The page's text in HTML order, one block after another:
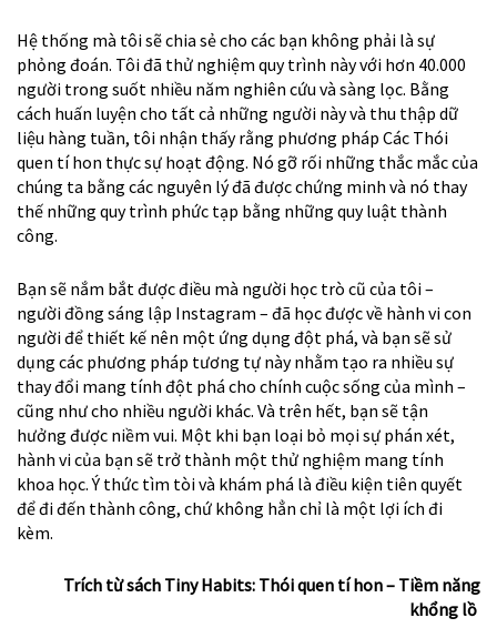
Hệ thống mà tôi sẽ chia sẻ cho các bạn không phải là sự
phỏng đoán. Tôi đã thử nghiệm quy trình này với hơn 40.000
người trong suốt nhiều năm nghiên cứu và sàng lọc. Bằng
cách huấn luyện cho tất cả những người này và thu thập dữ
liệu hàng tuần, tôi nhận thấy rằng phương pháp Các Thói
quen tí hon thực sự hoạt động. Nó gỡ rối những thắc mắc của
chúng ta bằng các nguyên lý đã được chứng minh và nó thay
thế những quy trình phức tạp bằng những quy luật thành
công.
Bạn sẽ nắm bắt được điều mà người học trò cũ của tôi –
người đồng sáng lập Instagram – đã học được về hành vi con
người để thiết kế nên một ứng dụng đột phá, và bạn sẽ sử
dụng các phương pháp tương tự này nhằm tạo ra nhiều sự
thay đổi mang tính đột phá cho chính cuộc sống của mình –
cũng như cho nhiều người khác. Và trên hết, bạn sẽ tận
hưởng được niềm vui. Một khi bạn loại bỏ mọi sự phán xét,
hành vi của bạn sẽ trở thành một thử nghiệm mang tính
khoa học. Ý thức tìm tòi và khám phá là điều kiện tiên quyết
để đi đến thành công, chứ không hẳn chỉ là một lợi ích đi
kèm.
Trích từ sách Tiny Habits: Thói quen tí hon – Tiềm năng
khổng lồ